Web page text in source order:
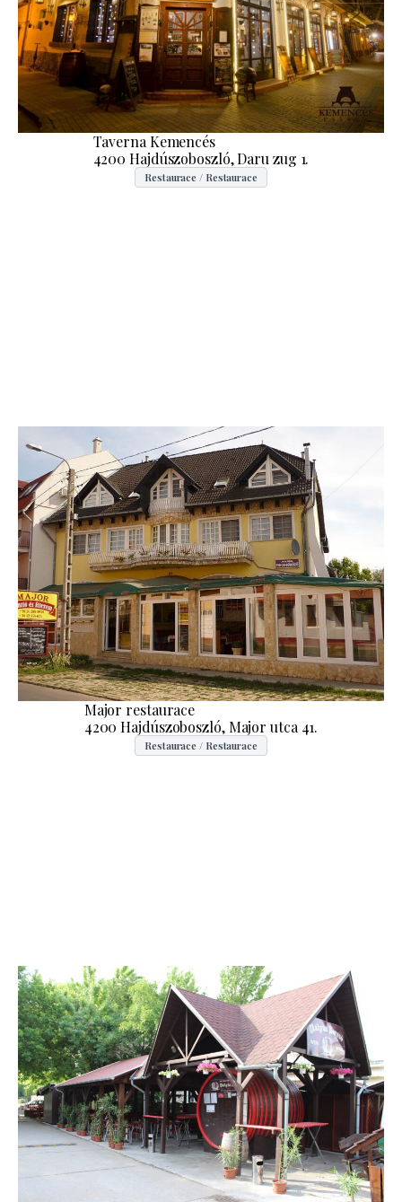
Taverna Kemencés
4200 Hajdúszoboszló, Daru zug 1.
Restaurace / Restaurace
Major restaurace
4200 Hajdúszoboszló, Major utca 41.
Restaurace / Restaurace